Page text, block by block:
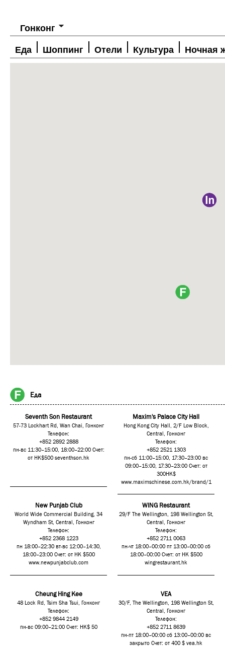
Гонконг
Еда Шоппинг Отели Культура Ночная
Еда
Seventh Son Restaurant
57-73 Lockhart Rd, Wan Chai, Гонконг
Телефон:
+852 2892 2888
пн-вс 11:30–15:00, 18:00–22:00 Счет:
от HK$500 seventhson.hk
Maxim's Palace City Hall
Hong Kong City Hall, 2/F Low Block,
Central, Гонконг
Телефон:
+852 2521 1303
пн-сб 11:00–15:00, 17:30–23:00 вс
09:00–15:00, 17:30–23:00 Счет: от
300HK$
www.maximschinese.com.hk/brand/1
New Punjab Club
World Wide Commercial Building, 34
Wyndham St, Central, Гонконг
Телефон:
+852 2368 1223
пн 18:00–22:30 вт-вс 12:00–14:30,
18:00–23:00 Счет: от HK $500
www.newpunjabclub.com
WING Restaurant
29/F The Wellington, 198 Wellington St,
Central, Гонконг
Телефон:
+852 2711 0063
пн-чт 18:00–00:00 пт 13:00–00:00 сб
18:00–00:00 Счет: от HK $500
wingrestaurant.hk
Cheung Hing Kee
48 Lock Rd, Tsim Sha Tsui, Гонконг
Телефон:
+852 9844 2149
пн-вс 09:00–21:00 Счет: HK$ 50
VEA
30/F, The Wellington, 198 Wellington St,
Central, Гонконг
Телефон:
+852 2711 8639
пн-пт 18:00–00:00 сб 13:00–00:00 вс
закрыто Счет: от 400 $ vea.hk